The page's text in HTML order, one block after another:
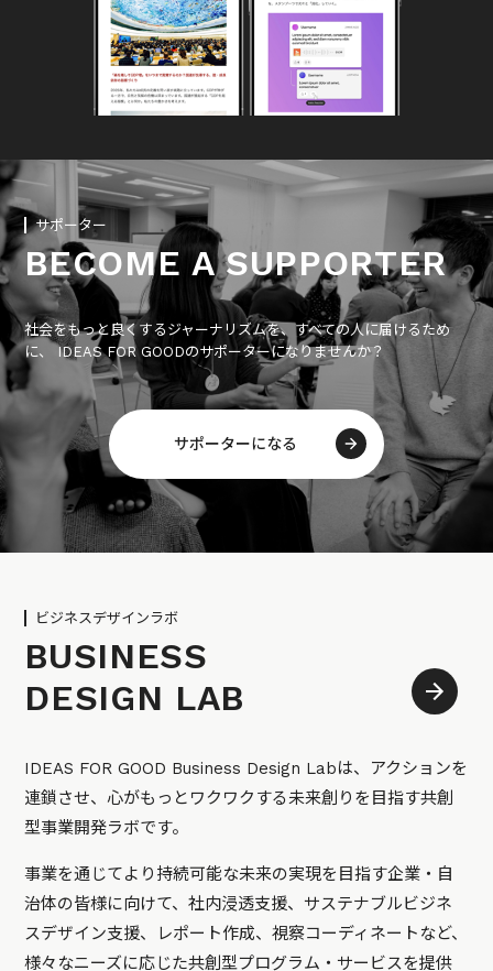
サポーター
BECOME A SUPPORTER
社会をもっと良くするジャーナリズムを、すべての人に届けるため
に、 IDEAS FOR GOODのサポーターになりませんか？
サポーターになる
ビジネスデザインラボ
BUSINESS
DESIGN LAB
IDEAS FOR GOOD Business Design Labは、アクションを
連鎖させ、心がもっとワクワクする未来創りを目指す共創
型事業開発ラボです。
事業を通じてより持続可能な未来の実現を目指す企業・自
治体の皆様に向けて、社内浸透支援、サステナブルビジネ
スデザイン支援、レポート作成、視察コーディネートなど、
様々なニーズに応じた共創型プログラム・サービスを提供